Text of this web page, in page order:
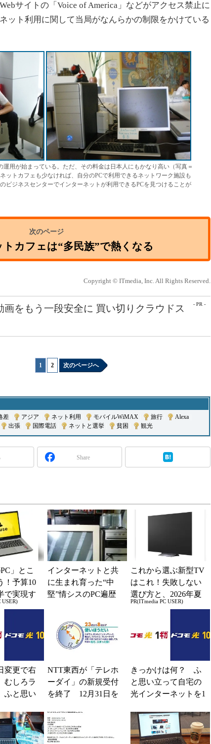
サイトの「Voice of America」などがアクセス禁止に
ット利用に関して当局がなんらかの制限をかけている
用が始まっている。ただ、その料金は日本人にもかなり高い（写真＝
ットカフェも少なければ、自分のPCで利用できるネットワーク施設も
ビジネスセンターでインターネットが利用できるPCを見つけることが
カフェは“多民族”で熱くなる
Copyright © ITmedia, Inc. All Rights Reserved.
- PR -
画をもう一段安全に 買い切りクラウドス
1 2 次のページへ
差 アジア ネット利用 モバイルWiMAX 旅行 Alexa
出張 国際電話 ネットと選挙 貧困 観光
Share
」とこ
！予算10
で実現す
イフ
USER)
インターネットと共
に生まれ育った“中
堅”情シスのPC遍歴
これから選ぶ新型TV
はこれ！失敗しない
選び方と、2026年夏
の一押しモデル
PR(ITmedia PC USER)
変更で右
しろラ
と思い
を1Gbps→
NTT東西が「テレホ
ーダイ」の新規受付
を終了 12月31日を
息
きっかけは何？ ふ
と思い立って自宅の
光インターネットを1
替えた話【前編】